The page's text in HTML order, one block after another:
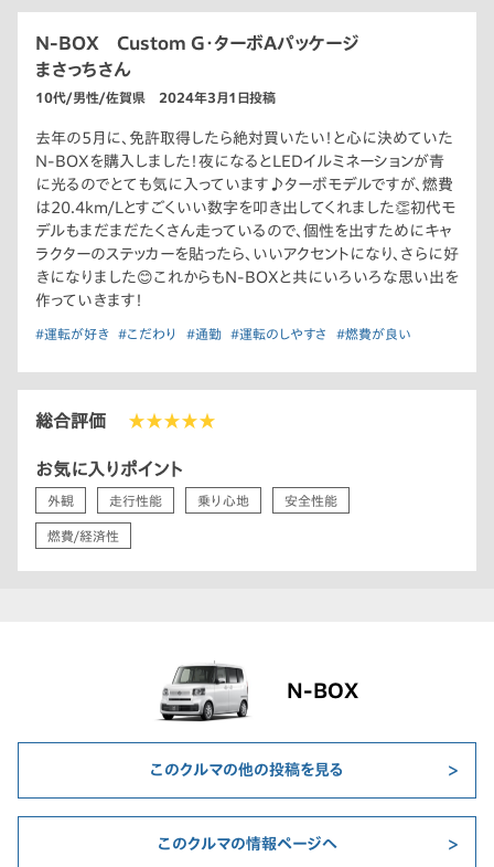
N-BOX Custom G・ターボAパッケージ
まさっちさん
10代/男性/佐賀県 2024年3月1日投稿
去年の5月に、免許取得したら絶対買いたい！と心に決めていた
N-BOXを購入しました！夜になるとLEDイルミネーションが青
に光るのでとても気に入っています♪ターボモデルですが、燃費
は20.4km/Lとすごくいい数字を叩き出してくれました👏初代モ
デルもまだまだたくさん走っているので、個性を出すためにキャ
ラクターのステッカーを貼ったら、いいアクセントになり、さらに好
きになりました😊これからもN-BOXと共にいろいろな思い出を
作っていきます！
#運転が好き #こだわり #通勤 #運転のしやすさ #燃費が良い
総合評価 ★★★★★
お気に入りポイント
外観 走行性能 乗り心地 安全性能
燃費/経済性
N-BOX
このクルマの他の投稿を見る
このクルマの情報ページへ